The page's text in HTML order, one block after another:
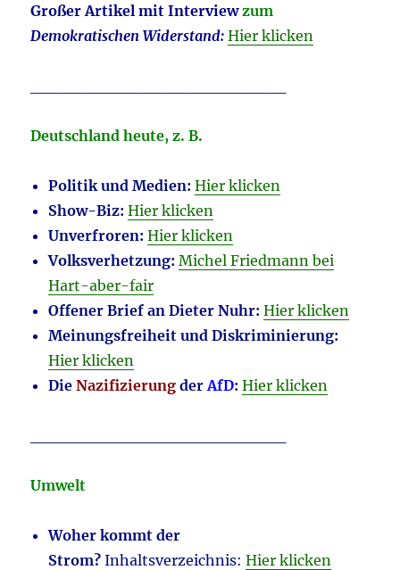
Großer Artikel mit Interviewzum
Demokratischen Widerstand:Hier klicken
Deutschland heute, z. B.
Politik und Medien: Hier klicken
Show-Biz: Hier klicken
Unverfroren: Hier klicken
Volksverhetzung: Michel Friedmann bei
Hart-aber-fair
Offener Brief an Dieter Nuhr: Hier klicken
Meinungsfreiheit und Diskriminierung:
Hier klicken
DieNazifizierung derAfD:Hier klicken
Umwelt
Woher kommt der
Strom? Inhaltsverzeichnis:Hier klicken